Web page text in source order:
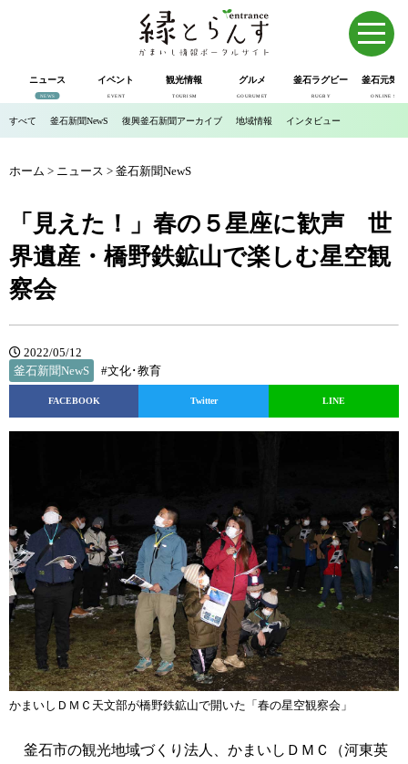
ニュース
NEWS
イベント
EVENT
観光情報
TOURISM
グルメ
GOURUMET
釜石ラグビー
RUGBY
釜石元気
ONLINE SHOP
すべて 釜石新聞NewS 復興釜石新聞アーカイブ 地域情報 インタビュー
ホーム > ニュース > 釜石新聞NewS
「見えた！」春の５星座に歓声 世
界遺産・橋野鉄鉱山で楽しむ星空観
察会
2022/05/12
釜石新聞NewS
#文化･教育
FACEBOOK Twitter LINE
かまいしＤＭＣ天文部が橋野鉄鉱山で開いた「春の星空観察会」
釜石市の観光地域づくり法人、かまいしＤＭＣ（河東英